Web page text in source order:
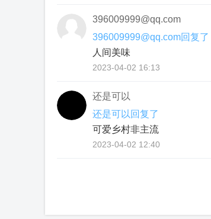
396009999@qq.com
396009999@qq.com回复了
人间美味
2023-04-02 16:13
还是可以
还是可以回复了
可爱乡村非主流
2023-04-02 12:40